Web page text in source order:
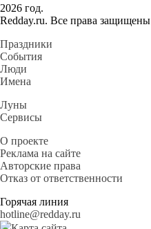
2026 год.
Redday.ru. Все права защищены
Праздники
События
Люди
Имена
Луны
Сервисы
О проекте
Реклама на сайте
Авторские права
Отказ от ответственности
Горячая линия
hotline@redday.ru